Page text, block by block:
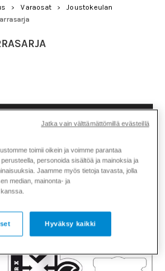
> Varaosat >
Joustokeulan
toimii oikein ja voimme parantaa
personoida sisältöä ja mainoksia ja
Jaamme myös tietoja tavasta, jolla
median, mainonta- ja
Hyväksy kaikki
Jatka vain välttämättömillä evästeillä